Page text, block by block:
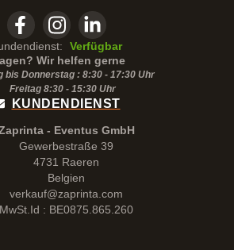
Verfügbar
Wir helfen gerne
bis Donnerstag : 8:30 - 17:30 Uhr
Freitag 8:30 - 15:30Uhr
KUNDENDIENST
- Eventus GmbH
Gewerbestraße 39
4731 Raeren
Belgien
verkauf@zaprinta.com
MwSt.Id : BE0875.865.260